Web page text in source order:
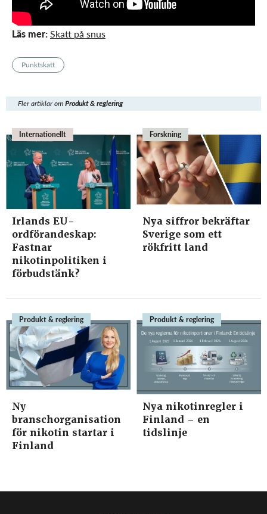
Läs mer:Skatt på snus
Punktskatt
Fler artiklar omProdukt & reglering
Internationellt
Irlands EU-
ordförandeskap:
Fastnar
nikotinpolitiken i
förbudstänk?
Forskning
Nya siffror bekräftar
Sverige som ett
rökfritt land
Produkt & reglering
Ny
branschorganisation
för nikotin startar i
Finland
Produkt & reglering
Nya nikotinregler i
Finland – en
tidslinje